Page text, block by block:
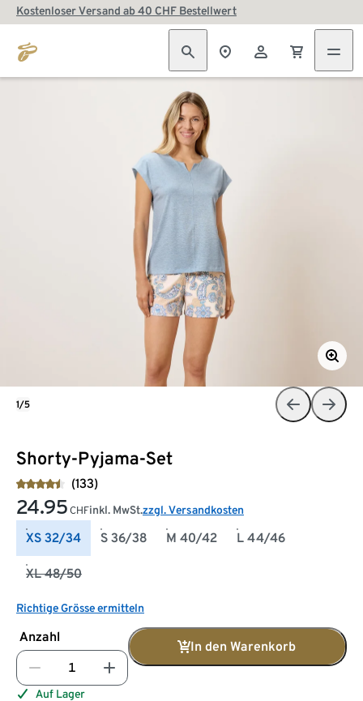
Kostenloser Versand ab 40 CHF Bestellwert
Shorty-Pyjama-Set
(133)
24.95 CHFinkl. MwSt.zzgl. Versandkosten
XS 32/34 S 36/38 M 40/42 L 44/46
XL 48/50
Richtige Grösse ermitteln
Anzahl
In den Warenkorb
Auf Lager
1/5